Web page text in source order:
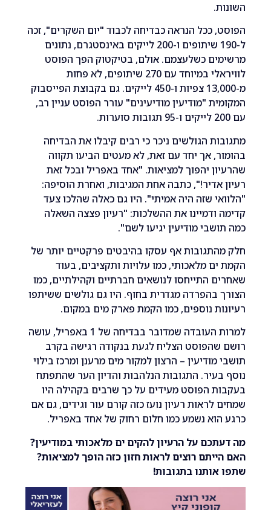
ככל הנראה כבדיחה לכבוד "יום השקרים", זכה
ל-190 שיתופים ו-200 לייקים באינסטגרם, נתונים
כשלעצמם. אולם, בטיקטוק הפך הפוסט
לוויראלי במיוחד עם 270 שיתופים, לא פחות
מ-13,000 צפיות ו-450 לייקים. גם בקבוצת הפייסבוק
"מודיעין מודיעינים" עורר הפוסט עניין רב,
הגולשים ניכר כי רבים קיבלו את הבדיחה
אך יחד עם זאת, לא מעטים הביעו תקווה
יהפוך למציאות. "אחד באפריל ובכל זאת
אדיר!", כתבה אחת המגיבות, ואחרת הוסיפה:
שזה היה אמיתי". היו גם כאלה שהלכו צעד
ודמיינו את ההשלכות: "רעיון פצצה השאלה
מודיעין יגיעו לשם".
אף עסקו בהיבטים פרקטיים יותר של
מלאכותי, כמו עלויות ותקציבים, בעוד
התייחסו לנושאים חברתיים וקהילתיים, כמו
בהפרדה מגדרית בחוף. היו גם גולשים ששיתפו
נוספים, כמו הקמת פארק מים במקום.
למרות העובדה שמדובר בבדיחה של 1 באפריל, עושה
הצליח לגעת בנקודה רגישה בקרב
– הרצון למקור מים מרענן ומרכז בילוי
התגובות הנלהבות והדיון הער שהתפתח
הפוסט מעידים על כך שרבים בקהילה היו
רעיון נועז כזה קורם עור וגידים, גם אם
נשמע כמו חלום רחוק של אחד באפריל.
על הרעיון להקים ים מלאכותי במודיעין?
רוצים לראות חזון כזה הופך למציאות?
בתגובות!